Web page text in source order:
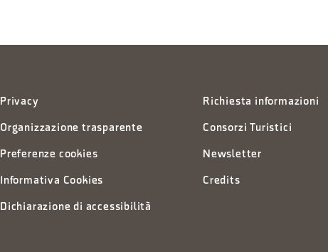
Privacy
Organizzazione trasparente
Preferenze cookies
Informativa Cookies
Dichiarazione di accessibilità
Richiesta informazioni
Consorzi Turistici
Newsletter
Credits